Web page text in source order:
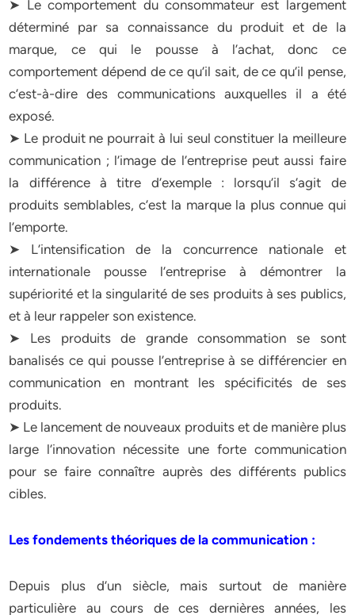
➤ Le comportement du consommateur est largement
déterminé par sa connaissance du produit et de la
marque, ce qui le pousse à l’achat, donc ce
comportement dépend de ce qu’il sait, de ce qu’il pense,
c’est-à-dire des communications auxquelles il a été
exposé.
➤ Le produit ne pourrait à lui seul constituer la meilleure
communication ; l’image de l’entreprise peut aussi faire
la différence à titre d’exemple : lorsqu’il s’agit de
produits semblables, c’est la marque la plus connue qui
l’emporte.
➤ L’intensification de la concurrence nationale et
internationale pousse l’entreprise à démontrer la
supériorité et la singularité de ses produits à ses publics,
et à leur rappeler son existence.
➤ Les produits de grande consommation se sont
banalisés ce qui pousse l’entreprise à se différencier en
communication en montrant les spécificités de ses
produits.
➤ Le lancement de nouveaux produits et de manière plus
large l’innovation nécessite une forte communication
pour se faire connaître auprès des différents publics
cibles.
Les fondements théoriques de la communication :
Depuis plus d’un siècle, mais surtout de manière
particulière au cours de ces dernières années, les